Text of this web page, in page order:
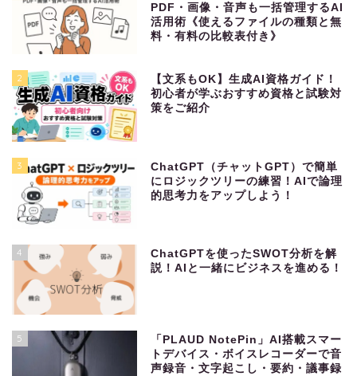
PDF・画像・音声も一括管理するAI
活用術《使えるファイルの種類と無
料・有料の比較表付き》
2
【文系もOK】生成AI資格ガイド！
初心者が学ぶおすすめ資格と試験対
策をご紹介
3
ChatGPT（チャットGPT）で簡単
にロジックツリーの練習！AIで論理
的思考力をアップしよう！
4
ChatGPTを使ったSWOT分析を解
説！AIと一緒にビジネスを進める！
5
「PLAUD NotePin」AI搭載スマー
トデバイス・ボイスレコーダーで音
声録音・文字起こし・要約・議事録